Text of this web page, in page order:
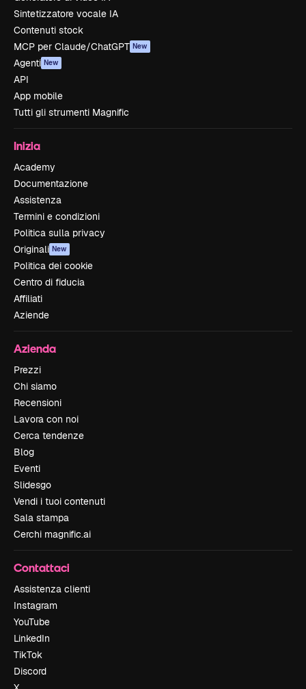
Sintetizzatore vocale IA
Contenuti stock
MCP per Claude/ChatGPT New
Agenti New
API
App mobile
Tutti gli strumenti Magnific
Inizia
Academy
Documentazione
Assistenza
Termini e condizioni
Politica sulla privacy
Originali New
Politica dei cookie
Centro di fiducia
Affiliati
Aziende
Azienda
Prezzi
Chi siamo
Recensioni
Lavora con noi
Cerca tendenze
Blog
Eventi
Slidesgo
Vendi i tuoi contenuti
Sala stampa
Cerchi magnific.ai
Contattaci
Assistenza clienti
Instagram
YouTube
LinkedIn
TikTok
Discord